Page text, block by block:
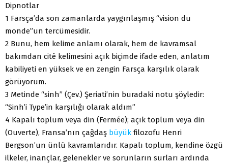
Dipnotlar
1 Farsça’da son zamanlarda yaygınlaşmış “vision du
monde”un tercümesidir.
2 Bunu, hem kelime anlamı olarak, hem de kavramsal
bakımdan cité kelimesini açık biçimde ifade eden, anlatım
kabiliyeti en yüksek ve en zengin Farsça karşılık olarak
görüyorum.
3 Metinde “sinh” (Çev.) Şeriati’nin buradaki notu şöyledir:
“Sinh’i Type’in karşılığı olarak aldım”
4 Kapalı toplum veya din (Fermée); açık toplum veya din
(Ouverte), Fransa’nın çağdaş büyük filozofu Henri
Bergson’un ünlü kavramlarıdır. Kapalı toplum, kendine özgü
ilkeler, inançlar, gelenekler ve sorunların surları ardında